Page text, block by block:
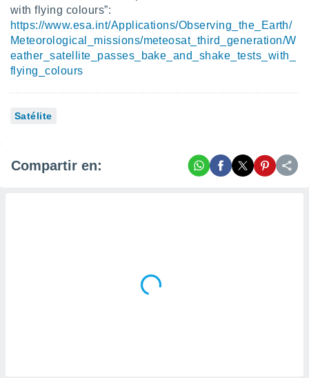
with flying colours”:
https://www.esa.int/Applications/Observing_the_Earth/
Meteorological_missions/meteosat_third_generation/W
eather_satellite_passes_bake_and_shake_tests_with_
flying_colours
Satélite
Compartir en: